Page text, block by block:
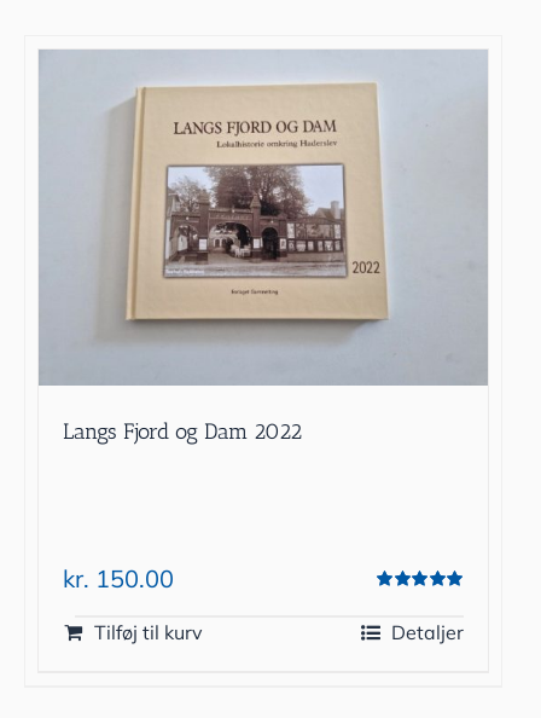
Langs Fjord og Dam 2022
5.00
ud af 5
kr. 150.00
Tilføj til kurv Detaljer